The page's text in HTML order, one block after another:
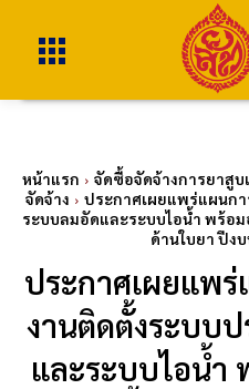
หน้าแรก จัดซื้อจัดจ้างการยาสูบ
จัดจ้าง
ประกาศเผยแพร่แผนก
ระบบลมอัดและระบบไอน้ำ พร้อ
ด้านใบยา ปีง
ประกาศเผยแพ
งานติดตั้งระบบ
และระบบไอน้ำ